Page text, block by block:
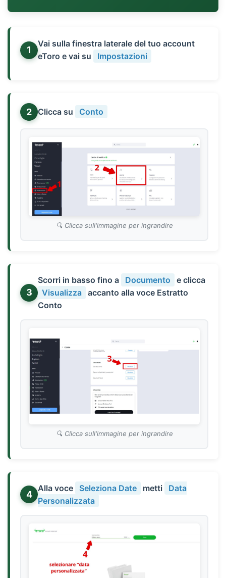
1
Vai sulla finestra laterale del tuo account
eToro e vai su
Impostazioni
2 Clicca su Conto
Clicca sull'immagine per ingrandire
3
Scorri in basso fino a Documento
e clicca
Visualizza accanto alla voce Estratto
Conto
Clicca sull'immagine per ingrandire
4
Alla voce Seleziona Date metti
Data
Personalizzata